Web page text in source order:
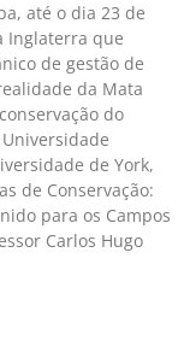
até o dia 23 de
Inglaterra que
de gestão de
da Mata
do
de York,
de Conservação:
para os Campos
Carlos Hugo